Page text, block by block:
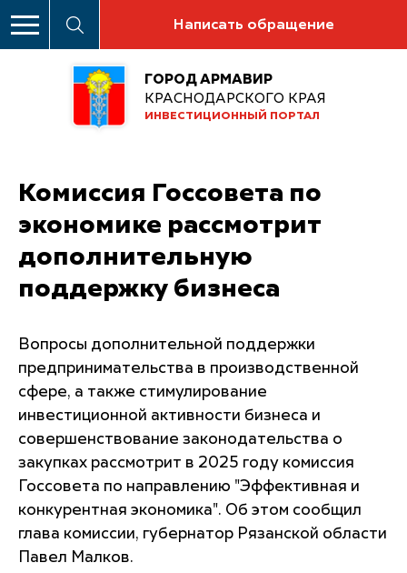
Написать обращение
ГОРОД АРМАВИР
КРАСНОДАРСКОГО КРАЯ
ИНВЕСТИЦИОННЫЙ ПОРТАЛ
Комиссия Госсовета по
экономике рассмотрит
дополнительную
поддержку бизнеса
Вопросы дополнительной поддержки
предпринимательства в производственной
сфере, а также стимулирование
инвестиционной активности бизнеса и
совершенствование законодательства о
закупках рассмотрит в 2025 году комиссия
Госсовета по направлению "Эффективная и
конкурентная экономика". Об этом сообщил
глава комиссии, губернатор Рязанской области
Павел Малков.